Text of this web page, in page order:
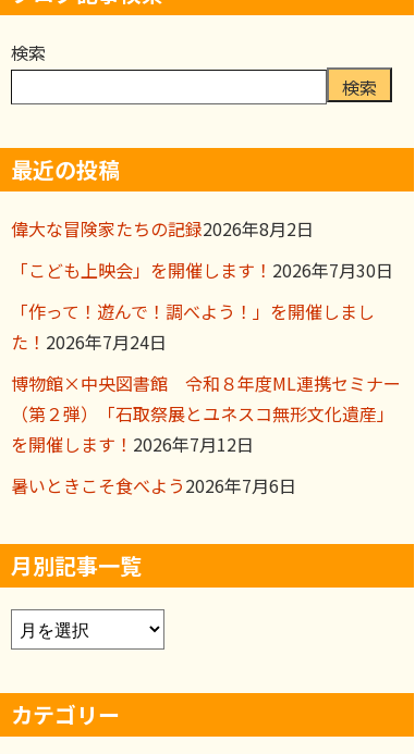
検索
検索
最近の投稿
偉大な冒険家たちの記録2026年8月2日
「こども上映会」を開催します！ 2026年7月30日
「作って！遊んで！調べよう！」を開催しまし
た！ 2026年7月24日
博物館×中央図書館 令和８年度ML連携セミナー
（第２弾）「石取祭展とユネスコ無形文化遺産」
を開催します！ 2026年7月12日
暑いときこそ食べよう2026年7月6日
月別記事一覧
ア
ー
イ
ブ
カテゴリー